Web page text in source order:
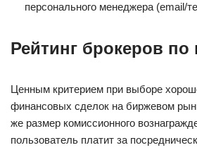
персонального менеджера (email/
Рейтинг брокеров по
Ценным критерием при выборе
финансовых сделок на биржевом
же размер комиссионного
пользователь платит за